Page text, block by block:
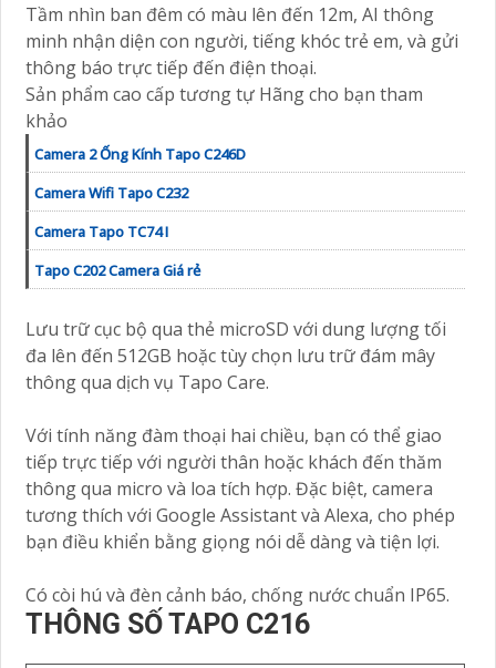
Tầm nhìn ban đêm có màu lên đến 12m, AI thông
minh nhận diện con người, tiếng khóc trẻ em, và gửi
thông báo trực tiếp đến điện thoại.
Sản phẩm cao cấp tương tự Hãng cho bạn tham
khảo
Camera 2 Ống Kính Tapo C246D
Camera Wifi Tapo C232
Camera Tapo TC74 I
Tapo C202 Camera Giá rẻ
Lưu trữ cục bộ qua thẻ microSD với dung lượng tối
đa lên đến 512GB hoặc tùy chọn lưu trữ đám mây
thông qua dịch vụ Tapo Care.
Với tính năng đàm thoại hai chiều, bạn có thể giao
tiếp trực tiếp với người thân hoặc khách đến thăm
thông qua micro và loa tích hợp. Đặc biệt, camera
tương thích với Google Assistant và Alexa, cho phép
bạn điều khiển bằng giọng nói dễ dàng và tiện lợi.
Có còi hú và đèn cảnh báo, chống nước chuẩn IP65.
THÔNG SỐ TAPO C216